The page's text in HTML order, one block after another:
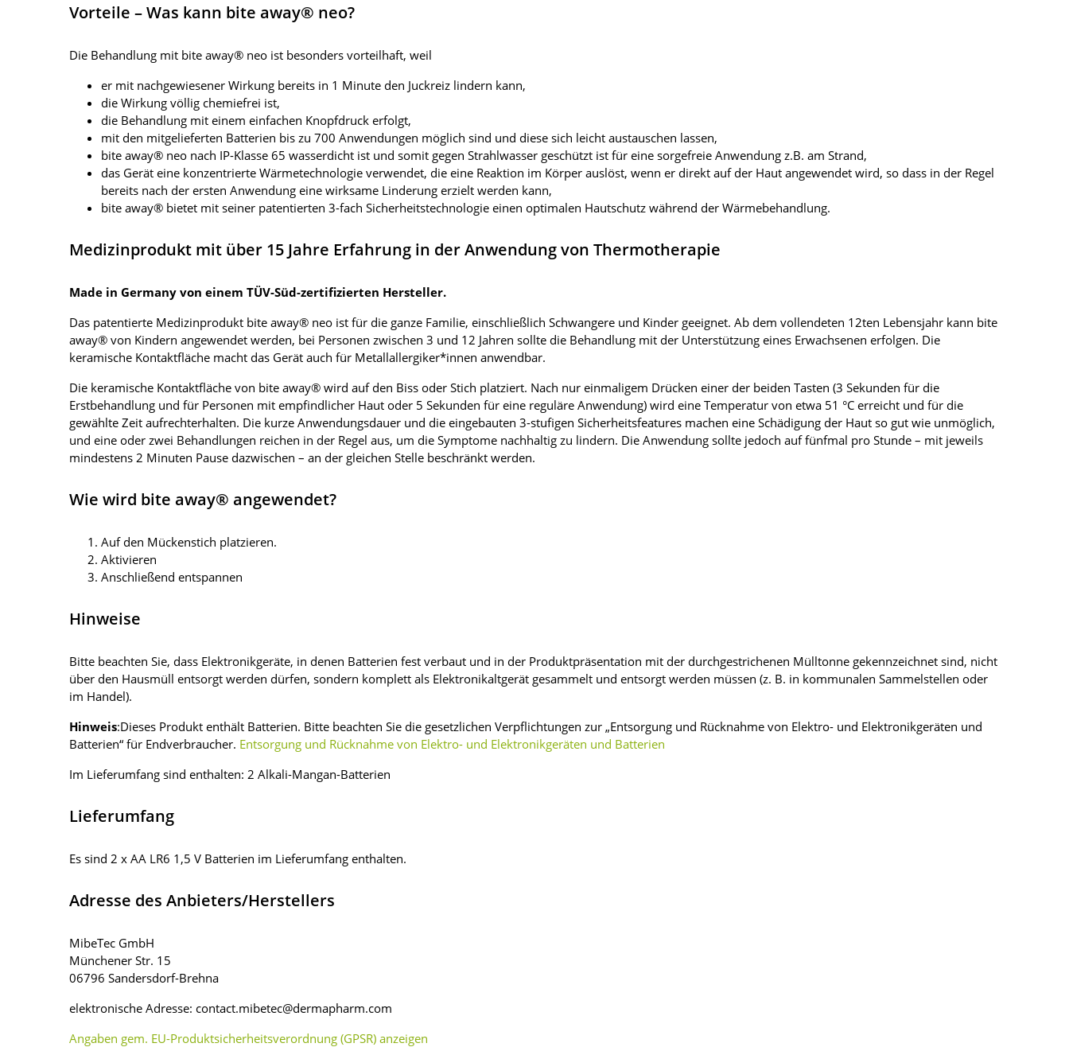
Vorteile – Was kann bite away® neo?
Die Behandlung mit bite away® neo ist besonders vorteilhaft, weil
er mit nachgewiesener Wirkung bereits in 1 Minute den Juckreiz lindern kann,
die Wirkung völlig chemiefrei ist,
die Behandlung mit einem einfachen Knopfdruck erfolgt,
mit den mitgelieferten Batterien bis zu 700 Anwendungen möglich sind und diese sich leicht austauschen lassen,
bite away® neo nach IP-Klasse 65 wasserdicht ist und somit gegen Strahlwasser geschützt ist für eine sorgefreie Anwendung z.B. am Strand,
das Gerät eine konzentrierte Wärmetechnologie verwendet, die eine Reaktion im Körper auslöst, wenn er direkt auf der Haut angewendet wird, so dass in der Regel
bereits nach der ersten Anwendung eine wirksame Linderung erzielt werden kann,
bite away® bietet mit seiner patentierten 3-fach Sicherheitstechnologie einen optimalen Hautschutz während der Wärmebehandlung.
Medizinprodukt mit über 15 Jahre Erfahrung in der Anwendung von Thermotherapie
Made in Germany von einem TÜV-Süd-zertifizierten Hersteller.
Das patentierte Medizinprodukt bite away® neo ist für die ganze Familie, einschließlich Schwangere und Kinder geeignet. Ab dem vollendeten 12ten Lebensjahr kann bite
away® von Kindern angewendet werden, bei Personen zwischen 3 und 12 Jahren sollte die Behandlung mit der Unterstützung eines Erwachsenen erfolgen. Die
keramische Kontaktfläche macht das Gerät auch für Metallallergiker*innen anwendbar.
Die keramische Kontaktfläche von bite away® wird auf den Biss oder Stich platziert. Nach nur einmaligem Drücken einer der beiden Tasten (3 Sekunden für die
Erstbehandlung und für Personen mit empfindlicher Haut oder 5 Sekunden für eine reguläre Anwendung) wird eine Temperatur von etwa 51 °C erreicht und für die
gewählte Zeit aufrechterhalten. Die kurze Anwendungsdauer und die eingebauten 3-stufigen Sicherheitsfeatures machen eine Schädigung der Haut so gut wie unmöglich,
und eine oder zwei Behandlungen reichen in der Regel aus, um die Symptome nachhaltig zu lindern. Die Anwendung sollte jedoch auf fünfmal pro Stunde – mit jeweils
mindestens 2 Minuten Pause dazwischen – an der gleichen Stelle beschränkt werden.
Wie wird bite away® angewendet?
Auf den Mückenstich platzieren.
Aktivieren
Anschließend entspannen
Hinweise
Bitte beachten Sie, dass Elektronikgeräte, in denen Batterien fest verbaut und in der Produktpräsentation mit der durchgestrichenen Mülltonne gekennzeichnet sind, nicht
über den Hausmüll entsorgt werden dürfen, sondern komplett als Elektronikaltgerät gesammelt und entsorgt werden müssen (z. B. in kommunalen Sammel­stellen oder
im Handel).
Hinweis:Dieses Produkt enthält Batterien. Bitte beachten Sie die gesetzlichen Verpflichtungen zur „Entsorgung und Rücknahme von Elektro- und Elektronikgeräten und
Batterien“ für Endverbraucher. Entsorgung und Rücknahme von Elektro- und Elektronikgeräten und Batterien
Im Lieferumfang sind enthalten: 2 Alkali-Mangan-Batterien
Lieferumfang
Es sind 2 x AA LR6 1,5 V Batterien im Lieferumfang enthalten.
Adresse des Anbieters/Herstellers
MibeTec GmbH
Münchener Str. 15
06796 Sandersdorf-Brehna
elektronische Adresse: contact.mibetec@dermapharm.com
Angaben gem. EU-Produktsicherheitsverordnung (GPSR) anzeigen